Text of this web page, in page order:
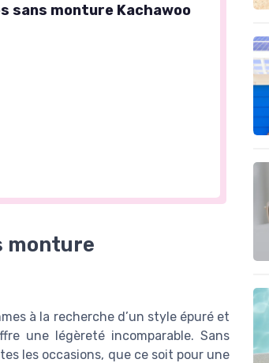
sans monture Kachawoo
monture
à la recherche d’un style épuré et
une légèreté incomparable. Sans
les occasions, que ce soit pour une